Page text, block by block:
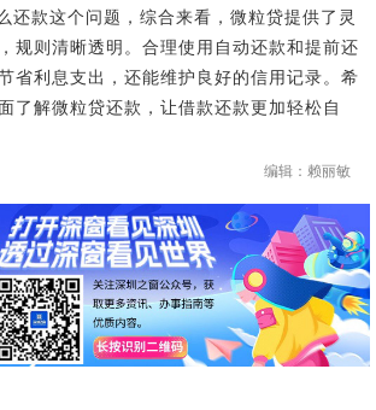
还款这个问题，综合来看，微粒贷提供了灵
规则清晰透明。合理使用自动还款和提前还
省利息支出，还能维护良好的信用记录。希
了解微粒贷还款，让借款还款更加轻松自
编辑：赖丽敏